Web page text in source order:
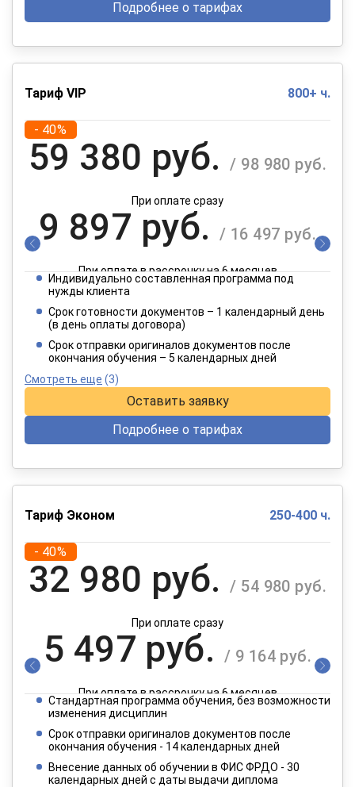
Подробнее о тарифах
Тариф VIP 800+ ч.
- 40%
59 380 руб. / 98 980 руб.
При оплате сразу
9 897 руб. / 16 497 руб.
При оплате в рассрочку на 6 месяцев
4 949 руб. / 8 249 руб.
При оплате в рассрочку на 12 месяцев
Индивидуально составленная программа под
нужды клиента
Срок готовности документов – 1 календарный день
(в день оплаты договора)
Срок отправки оригиналов документов после
окончания обучения – 5 календарных дней
Смотреть еще (3)
Оставить заявку
Подробнее о тарифах
Тариф Эконом 250-400 ч.
- 40%
32 980 руб. / 54 980 руб.
При оплате сразу
5 497 руб. / 9 164 руб.
При оплате в рассрочку на 6 месяцев
2 749 руб.
При оплате в рассрочку на 12 месяцев
Стандартная программа обучения, без возможности
изменения дисциплин
Срок отправки оригиналов документов после
окончания обучения - 14 календарных дней
Внесение данных об обучении в ФИС ФРДО - 30
календарных дней с даты выдачи диплома